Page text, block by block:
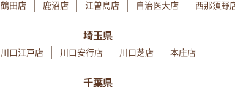
鶴田店 鹿沼店 江曽島店 自治医大店 西那須野
埼玉県
川口江戸店 川口安行店 川口芝店 本庄店
千葉県